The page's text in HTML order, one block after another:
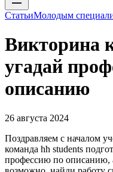
СтатьиМолодым
Викторина
угадай
описанию
26 августа 2024
Поздравляем с началом
команда hh students
профессию по описанию,